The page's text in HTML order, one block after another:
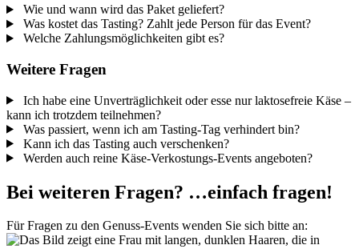
Wie und wann wird das Paket geliefert?
Was kostet das Tasting? Zahlt jede Person für das Event?
Welche Zahlungsmöglichkeiten gibt es?
Weitere Fragen
Ich habe eine Unverträglichkeit oder esse nur laktosefreie Käse –
kann ich trotzdem teilnehmen?
Was passiert, wenn ich am Tasting-Tag verhindert bin?
Kann ich das Tasting auch verschenken?
Werden auch reine Käse-Verkostungs-Events angeboten?
Bei weiteren Fragen? …einfach fragen!
Für Fragen zu den Genuss-Events wenden Sie sich bitte an: